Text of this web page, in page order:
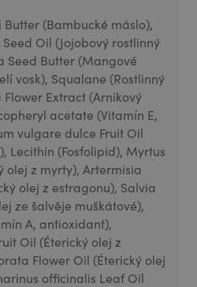
(Bambucké máslo),
Oil (Jojobový rostlinný
Seed Butter (Mangové
vosk), Squalane (Rostlinný
Extract (Arnikový
acetate (Vitamín E,
vulgare dulce Fruit Oil
Lecithin (Fosfolipid), Myrtus
olej z myrty), Artermisia
olej z estragonu), Salvia
ze šalvěje muškátové),
A, antioxidant),
Oil (Éterický olej z
Flower Oil (Éterický olej
officinalis Leaf Oil